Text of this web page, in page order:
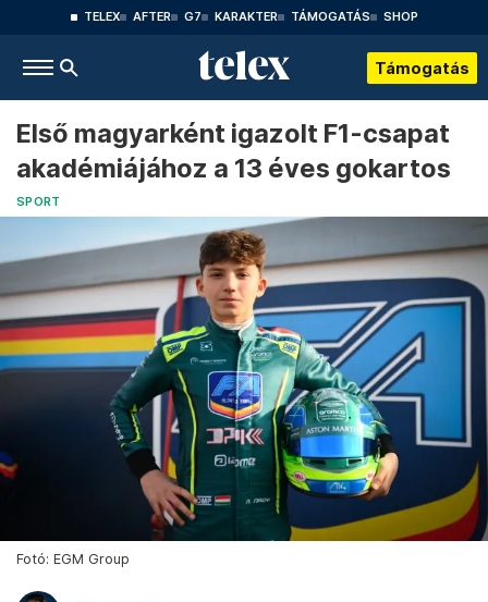
TELEX AFTER G7 KARAKTER TÁMOGATÁS SHOP
Támogatás
Első magyarként igazolt F1-csapat
akadémiájához a 13 éves gokartos
SPORT
Fotó: EGM Group